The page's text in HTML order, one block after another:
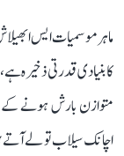
ماہر موسمیات ایس
کا بنیادی قدرتی ذخیرہ
متوازن بارش ہونے کے
اچانک سیلاب تو لے آتے